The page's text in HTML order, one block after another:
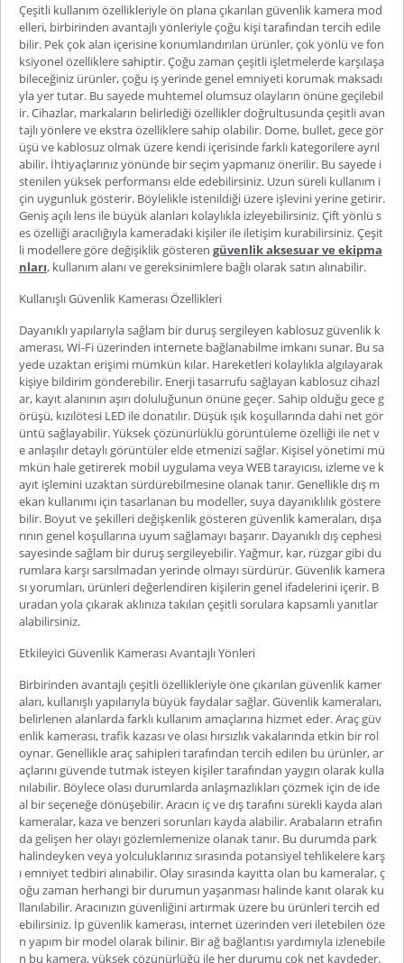
Çeşitli kullanım özellikleriyle ön plana çıkarılan güvenlik kamera mod
elleri, birbirinden avantajlı yönleriyle çoğu kişi tarafından tercih edile
bilir. Pek çok alan içerisine konumlandırılan ürünler, çok yönlü ve fon
ksiyonel özelliklere sahiptir. Çoğu zaman çeşitli işletmelerde karşılaşa
bileceğiniz ürünler, çoğu iş yerinde genel emniyeti korumak maksadı
yla yer tutar. Bu sayede muhtemel olumsuz olayların önüne geçilebil
ir. Cihazlar, markaların belirlediği özellikler doğrultusunda çeşitli avan
tajlı yönlere ve ekstra özelliklere sahip olabilir. Dome, bullet, gece gör
üşü ve kablosuz olmak üzere kendi içerisinde farklı kategorilere ayrıl
abilir. İhtiyaçlarınız yönünde bir seçim yapmanız önerilir. Bu sayede i
stenilen yüksek performansı elde edebilirsiniz. Uzun süreli kullanım i
çin uygunluk gösterir. Böylelikle istenildiği üzere işlevini yerine getirir.
Geniş açılı lens ile büyük alanları kolaylıkla izleyebilirsiniz. Çift yönlü s
es özelliği aracılığıyla kameradaki kişiler ile iletişim kurabilirsiniz. Çeşit
li modellere göre değişiklik gösteren güvenlik aksesuar ve ekipma
nları, kullanım alanı ve gereksinimlere bağlı olarak satın alınabilir.
Kullanışlı Güvenlik Kamerası Özellikleri
Dayanıklı yapılarıyla sağlam bir duruş sergileyen kablosuz güvenlik k
amerası, Wİ-Fi üzerinden internete bağlanabilme imkanı sunar. Bu sa
yede uzaktan erişimi mümkün kılar. Hareketleri kolaylıkla algılayarak
kişiye bildirim gönderebilir. Enerji tasarrufu sağlayan kablosuz cihazl
ar, kayıt alanının aşırı doluluğunun önüne geçer. Sahip olduğu gece g
örüşü, kızılötesi LED ile donatılır. Düşük ışık koşullarında dahi net gör
üntü sağlayabilir. Yüksek çözünürlüklü görüntüleme özelliği ile net v
e anlaşılır detaylı görüntüler elde etmenizi sağlar. Kişisel yönetimi mü
mkün hale getirerek mobil uygulama veya WEB tarayıcısı, izleme ve k
ayıt işlemini uzaktan sürdürebilmesine olanak tanır. Genellikle dış m
ekan kullanımı için tasarlanan bu modeller, suya dayanıklılık göstere
bilir. Boyut ve şekilleri değişkenlik gösteren güvenlik kameraları, dışa
rının genel koşullarına uyum sağlamayı başarır. Dayanıklı dış cephesi
sayesinde sağlam bir duruş sergileyebilir. Yağmur, kar, rüzgar gibi du
rumlara karşı sarsılmadan yerinde olmayı sürdürür.Güvenlik kamera
sı yorumları, ürünleri değerlendiren kişilerin genel ifadelerini içerir. B
uradan yola çıkarak aklınıza takılan çeşitli sorulara kapsamlı yanıtlar
alabilirsiniz.
Etkileyici Güvenlik Kamerası Avantajlı Yönleri
Birbirinden avantajlı çeşitli özellikleriyle öne çıkarılan güvenlik kamer
aları, kullanışlı yapılarıyla büyük faydalar sağlar. Güvenlik kameraları,
belirlenen alanlarda farklı kullanım amaçlarına hizmet eder.Araç güv
enlik kamerası, trafik kazası ve olası hırsızlık vakalarında etkin bir rol
oynar. Genellikle araç sahipleri tarafından tercih edilen bu ürünler, ar
açlarını güvende tutmak isteyen kişiler tarafından yaygın olarak kulla
nılabilir. Böylece olası durumlarda anlaşmazlıkları çözmek için de ide
al bir seçeneğe dönüşebilir. Aracın iç ve dış tarafını sürekli kayda alan
kameralar, kaza ve benzeri sorunları kayda alabilir. Arabaların etrafın
da gelişen her olayı gözlemlemenize olanak tanır. Bu durumda park
halindeyken veya yolculuklarınız sırasında potansiyel tehlikelere karş
ı emniyet tedbiri alınabilir. Olay sırasında kayıtta olan bu kameralar, ç
oğu zaman herhangi bir durumun yaşanması halinde kanıt olarak ku
llanılabilir. Aracınızın güvenliğini artırmak üzere bu ürünleri tercih ed
ebilirsiniz. İp güvenlik kamerası, internet üzerinden veri iletebilen öze
n yapım bir model olarak bilinir. Bir ağ bağlantısı yardımıyla izlenebile
n bu kamera, yüksek çözünürlüğü ile her durumu çok net kaydeder.